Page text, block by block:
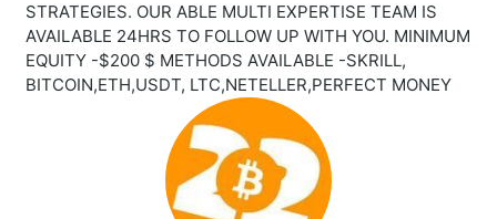
STRATEGIES. OUR ABLE MULTI EXPERTISE TEAM IS
AVAILABLE 24HRS TO FOLLOW UP WITH YOU. MINIMUM
EQUITY -$200 $ METHODS AVAILABLE -SKRILL,
BITCOIN,ETH,USDT, LTC,NETELLER,PERFECT MONEY